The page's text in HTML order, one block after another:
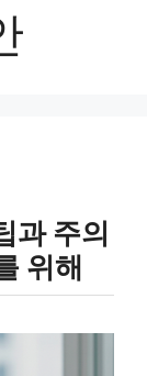
과 주의
위해